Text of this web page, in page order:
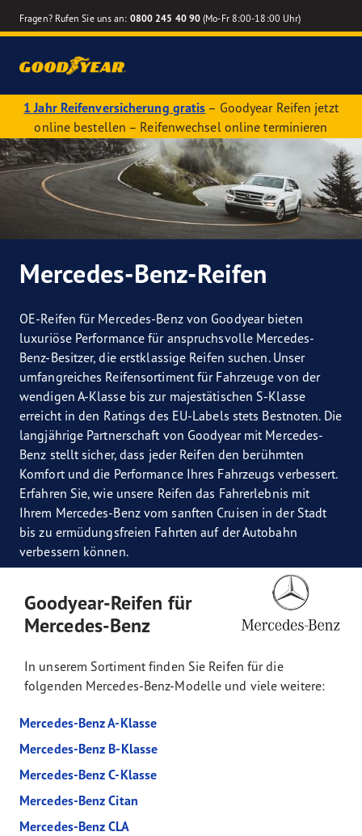
Fragen? Rufen Sie uns an: 0800 245 40 90 (Mo-Fr 8:00-18:00 Uhr)
1 Jahr Reifenversicherung gratis – Goodyear Reifen jetzt
online bestellen – Reifenwechsel online terminieren
Mercedes-Benz-Reifen
OE-Reifen für Mercedes-Benz von Goodyear bieten
luxuriöse Performance für anspruchsvolle Mercedes-
Benz-Besitzer, die erstklassige Reifen suchen. Unser
umfangreiches Reifensortiment für Fahrzeuge von der
wendigen A-Klasse bis zur majestätischen S-Klasse
erreicht in den Ratings des EU-Labels stets Bestnoten. Die
langjährige Partnerschaft von Goodyear mit Mercedes-
Benz stellt sicher, dass jeder Reifen den berühmten
Komfort und die Performance Ihres Fahrzeugs verbessert.
Erfahren Sie, wie unsere Reifen das Fahrerlebnis mit
Ihrem Mercedes-Benz vom sanften Cruisen in der Stadt
bis zu ermüdungsfreien Fahrten auf der Autobahn
verbessern können.
Goodyear-Reifen für
Mercedes-Benz
In unserem Sortiment finden Sie Reifen für die
folgenden Mercedes-Benz-Modelle und viele weitere:
Mercedes-Benz A-Klasse
Mercedes-Benz B-Klasse
Mercedes-Benz C-Klasse
Mercedes-Benz Citan
Mercedes-Benz CLA